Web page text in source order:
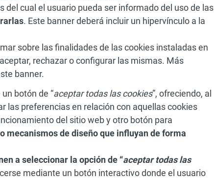
del cual el usuario pueda ser informado del uso de las
. Este banner deberá incluir un hipervínculo a la
sobre las finalidades de las cookies instaladas en
rechazar o configurar las mismas. Más
banner.
botón de “aceptar todas las cookies”, ofreciendo, al
las preferencias en relación con aquellas cookies
del sitio web y otro botón para
mecanismos de diseño que influyan de forma
a seleccionar la opción de “aceptar todas las
mediante un botón interactivo donde el usuario